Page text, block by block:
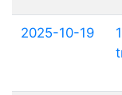
2025-10-19